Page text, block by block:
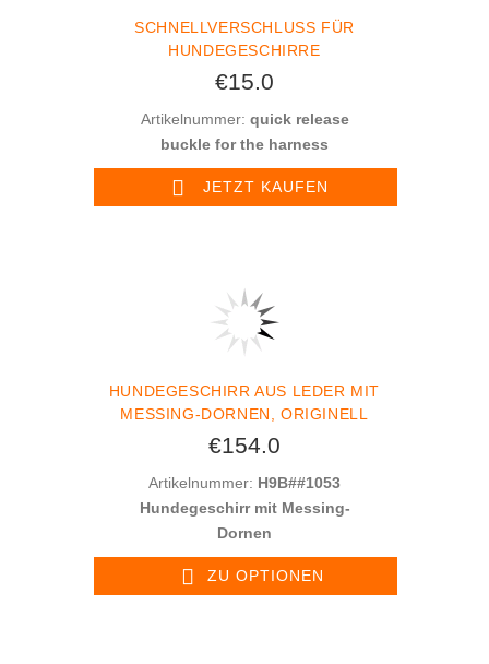
SCHNELLVERSCHLUSS FÜR
HUNDEGESCHIRRE
€15.0
Artikelnummer: quick release
buckle for the harness
JETZT KAUFEN
HUNDEGESCHIRR AUS LEDER MIT
MESSING-DORNEN, ORIGINELL
€154.0
Artikelnummer: H9B##1053
Hundegeschirr mit Messing-
Dornen
ZU OPTIONEN